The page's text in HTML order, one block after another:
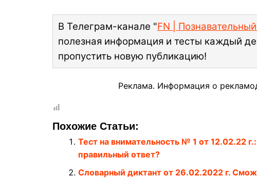
В Телеграм-канале "FN |
полезная информация и тесты каждый
пропустить новую публикацию!
Реклама. Информация о
Похожие Статьи:
Тест на внимательность № 1 от 12.02.22
правильный ответ?
Словарный диктант от 26.02.2022 г.